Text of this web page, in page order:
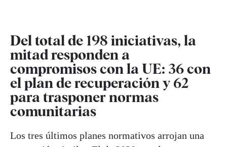
Del total de 198 iniciativas, la
mitad responden a
compromisos con la UE: 36 con
el plan de recuperación y 62
para trasponer normas
comunitarias
Los tres últimos planes normativos arrojan una